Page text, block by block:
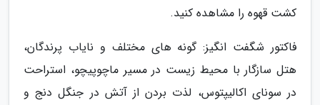
کشت قهوه را مشاهده کنید.
فاکتور شگفت انگیز: گونه های مختلف و نایاب پرندگان،
هتل سازگار با محیط زیست در مسیر ماچوپیچو، استراحت
در سونای اکالیپتوس، لذت بردن از آتش در جنگل دنج و